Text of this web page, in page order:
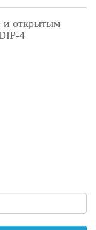
и открытым
4